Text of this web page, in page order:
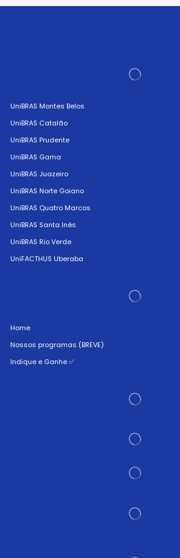
UniBRAS Montes Belos
UniBRAS Catalão
UniBRAS Prudente
UniBRAS Gama
UniBRAS Juazeiro
UniBRAS Norte Goiano
UniBRAS Quatro Marcos
UniBRAS Santa Inês
UniBRAS Rio Verde
UniFACTHUS Uberaba
Home
Nossos programas (BREVE)
Indique e Ganhe ✅